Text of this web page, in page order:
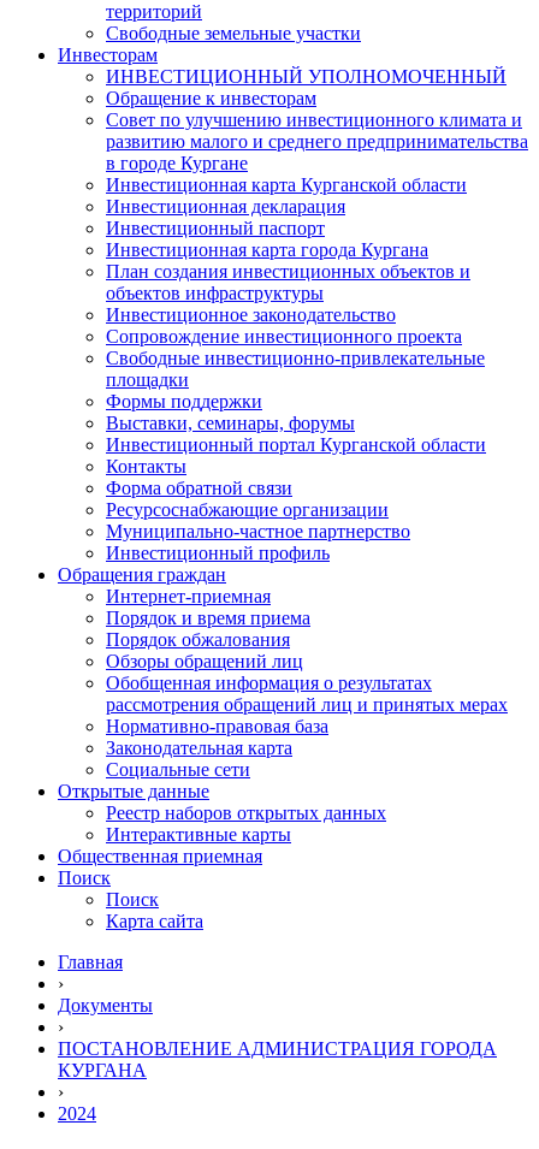
территорий
Свободные земельные участки
Инвесторам
ИНВЕСТИЦИОННЫЙ УПОЛНОМОЧЕННЫЙ
Обращение к инвесторам
Совет по улучшению инвестиционного климата и
развитию малого и среднего предпринимательства
в городе Кургане
Инвестиционная карта Курганской области
Инвестиционная декларация
Инвестиционный паспорт
Инвестиционная карта города Кургана
План создания инвестиционных объектов и
объектов инфраструктуры
Инвестиционное законодательство
Сопровождение инвестиционного проекта
Свободные инвестиционно-привлекательные
площадки
Формы поддержки
Выставки, семинары, форумы
Инвестиционный портал Курганской области
Контакты
Форма обратной связи
Ресурсоснабжающие организации
Муниципально-частное партнерство
Инвестиционный профиль
Обращения граждан
Интернет-приемная
Порядок и время приема
Порядок обжалования
Обзоры обращений лиц
Обобщенная информация о результатах
рассмотрения обращений лиц и принятых мерах
Нормативно-правовая база
Законодательная карта
Социальные сети
Открытые данные
Реестр наборов открытых данных
Интерактивные карты
Общественная приемная
Поиск
Поиск
Карта сайта
Главная
›
Документы
›
ПОСТАНОВЛЕНИЕ АДМИНИСТРАЦИЯ ГОРОДА
КУРГАНА
›
2024